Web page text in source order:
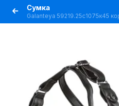
Сумка
Galanteya 59219.25с1075к45